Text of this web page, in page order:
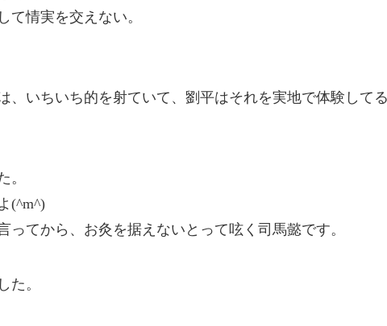
て情実を交えない。
、いちいち的を射ていて、劉平はそれを実地で体験して
。
(^m^)
てから、お灸を据えないとって呟く司馬懿です。
た。